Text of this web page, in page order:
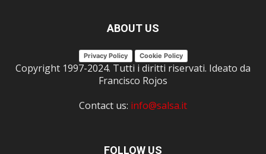
ABOUT US
Privacy Policy Cookie Policy
Copyright 1997-2024. Tutti i diritti riservati. Ideato da
Francisco Rojos
Contact us: info@salsa.it
FOLLOW US